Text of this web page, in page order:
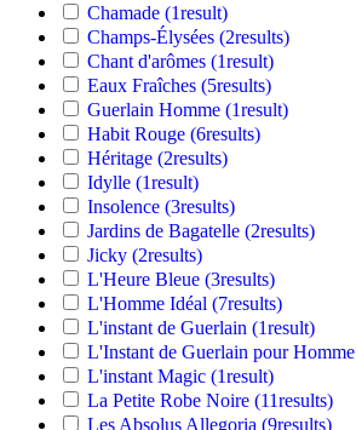
Chamade (1result)
Champs-Élysées (2results)
Chant d'arômes (1result)
Eaux Fraîches (5results)
Guerlain Homme (1result)
Habit Rouge (6results)
Héritage (2results)
Idylle (1result)
Insolence (3results)
Jardins de Bagatelle (2results)
Jicky (2results)
L'Heure Bleue (3results)
L'Homme Idéal (7results)
L'instant de Guerlain (1result)
L'Instant de Guerlain pour Homme
L'instant Magic (1result)
La Petite Robe Noire (11results)
Les Absolus Allegoria (9results)